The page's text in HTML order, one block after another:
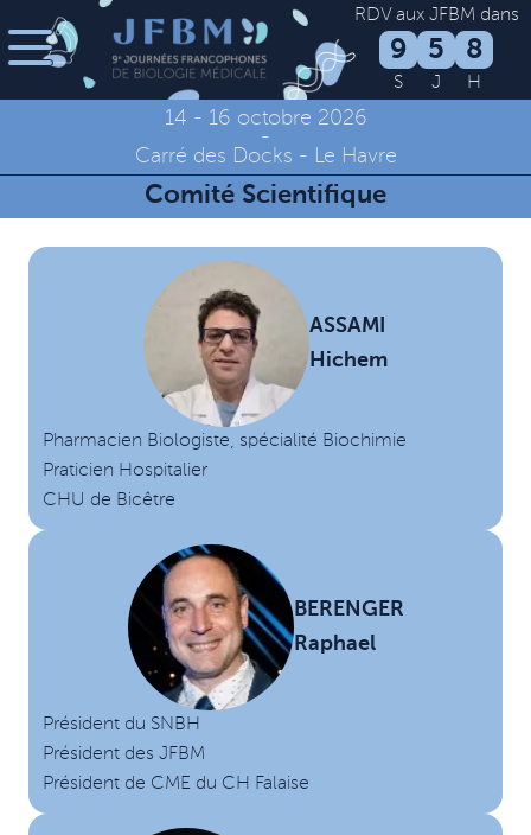
RDV aux JFBM dans
9
S
5
J
8
H
14 - 16 octobre 2026
-
Carré des Docks - Le Havre
Comité Scientifique
ASSAMI
Hichem
Pharmacien Biologiste, spécialité Biochimie
Praticien Hospitalier
CHU de Bicêtre
BERENGER
Raphael
Président du SNBH
Président des JFBM
Président de CME du CH Falaise